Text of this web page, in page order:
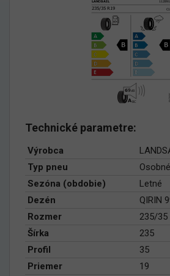
Technické parametre:
Výrobca
Typ pneu
Sezóna (obdobie)
Letné
Dezén
QIRIN
Rozmer
235/35
Šírka
235
Profil
35
Priemer
19